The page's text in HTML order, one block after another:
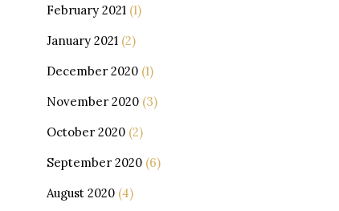
February 2021(1)
January 2021(2)
December 2020(1)
November 2020(3)
October 2020(2)
September 2020(6)
August 2020(4)